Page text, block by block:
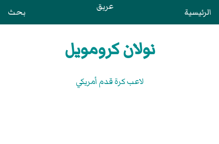
الرئيسية عريق بحث
نولان كرومويل
لاعب كرة قدم أمريكي